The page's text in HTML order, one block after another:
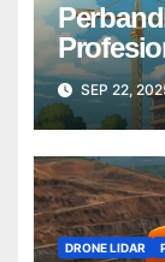
Terbaik
SEP 22,
DRONE LIDAR